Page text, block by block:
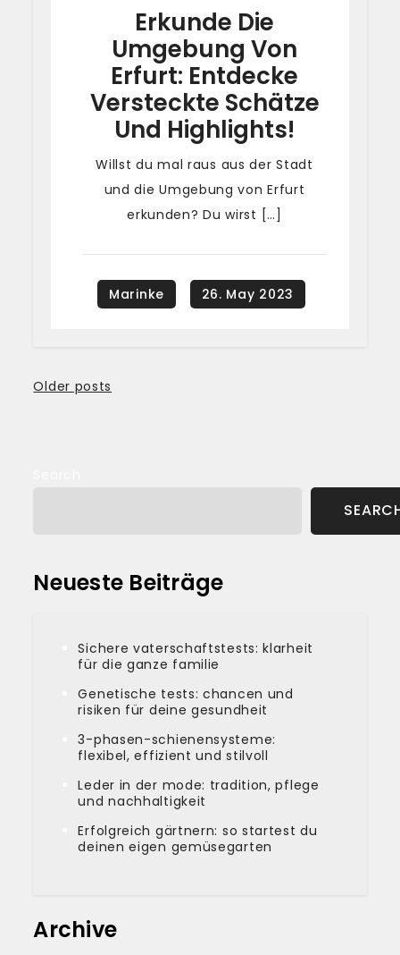
Erkunde Die
Umgebung Von
Erfurt: Entdecke
Versteckte Schätze
Und Highlights!
Willst du mal raus aus der Stadt
und die Umgebung von Erfurt
erkunden? Du wirst […]
Posts
Older posts
Neueste Beiträge
Sichere vaterschaftstests: klarheit
für die ganze familie
Genetische tests: chancen und
risiken für deine gesundheit
3-phasen-schienensysteme:
flexibel, effizient und stilvoll
Leder in der mode: tradition, pflege
und nachhaltigkeit
Erfolgreich gärtnern: so startest du
deinen eigen gemüsegarten
Archive